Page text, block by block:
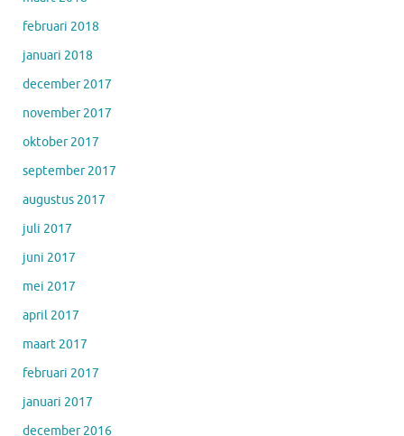
februari 2018
januari 2018
december 2017
november 2017
oktober 2017
september 2017
augustus 2017
juli 2017
juni 2017
mei 2017
april 2017
maart 2017
februari 2017
januari 2017
december 2016